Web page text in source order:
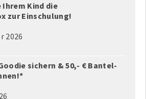
Ihrem Kind die
zur Einschulung!
2026
sichern & 50,- € Bantel-